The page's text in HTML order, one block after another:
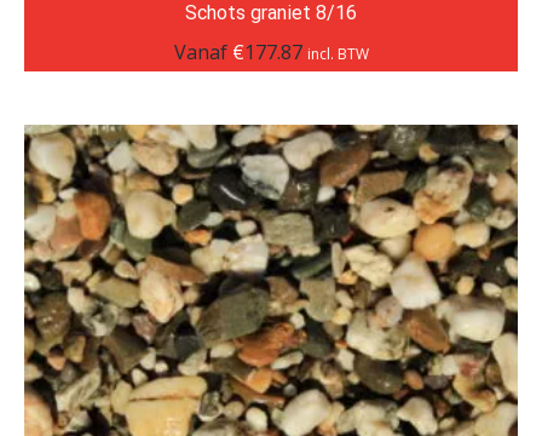
Schots graniet 8/16
Vanaf €177.87 incl. BTW